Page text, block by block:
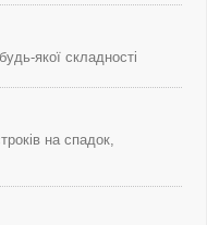
якої складності
на спадок,